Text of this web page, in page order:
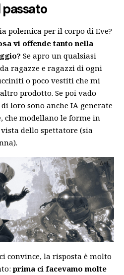
passato
polemica per il corpo di Eve?
vi offende tanto nella
Se apro un qualsiasi
ragazze e ragazzi di ogni
o poco vestiti che mi
prodotto. Se poi vado
loro sono anche IA generate
che modellano le forme in
dello spettatore (sia
convince, la risposta è molto
prima ci facevamo molte